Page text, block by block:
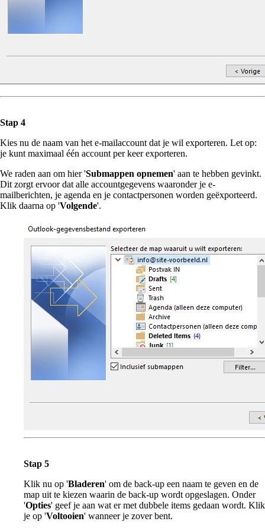
Stap 4
Kies nu de naam van het e-mailaccount dat je wil exporteren. Let op:
je kunt maximaal één account per keer exporteren.
We raden aan om hier 'Submappen opnemen' aan te hebben gevinkt.
Dit zorgt ervoor dat alle accountgegevens waaronder je e-
mailberichten, je agenda en je contactpersonen worden geëxporteerd.
Klik daarna op 'Volgende'.
Stap 5
Klik nu op 'Bladeren' om de back-up een naam te geven en de
map uit te kiezen waarin de back-up wordt opgeslagen. Onder
'Opties' geef je aan wat er met dubbele items gedaan wordt. Klik
je op 'Voltooien' wanneer je zover bent.